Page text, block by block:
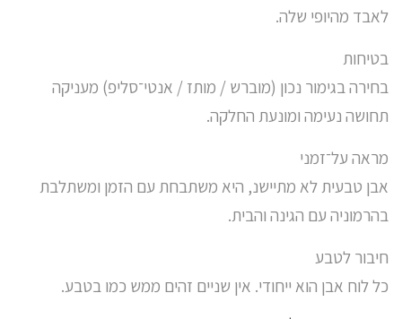
לאבד מהיופי שלה.
בטיחות
בחירה בגימור נכון (מוברש / מותז / אנטי־סליפ) מעניקה
תחושה נעימה ומונעת החלקה.
מראה על־זמני
אבן טבעית לא מתיישנ, היא משתבחת עם הזמן ומשתלבת
בהרמוניה עם הגינה והבית.
חיבור לטבע
כל לוח אבן הוא ייחודי. אין שניים זהים ממש כמו בטבע.